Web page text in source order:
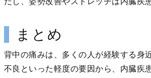
まとめ
背中の痛みは、多くの人が経験する身
不良といった軽度の要因から、内臓疾